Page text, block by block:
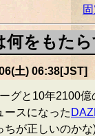
何をもた
土) 06:38[JST]
グと10年2100
ースになった
ちが正しいのか